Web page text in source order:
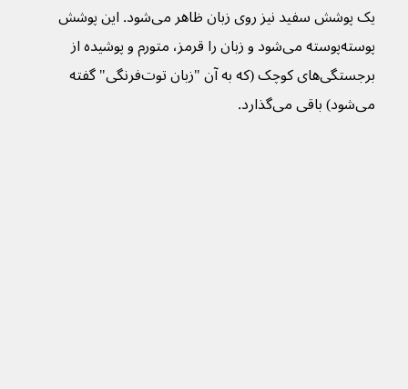
یک پوشش سفید نیز روی زبان ظاهر می‌شود. این پوشش
پوسته‌پوسته می‌شود و زبان را قرمز، متورم و پوشیده از
برجستگی‌های کوچک (که به آن "زبان توت‌فرنگی" گفته
می‌شود) باقی می‌گذارد.